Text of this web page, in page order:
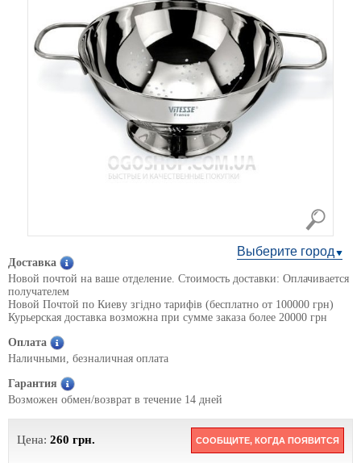
Выберите город
Доставка
Новой почтой на ваше отделение. Стоимость доставки: Оплачивается
получателем
Новой Почтой по Киеву згідно тарифів (бесплатно от 100000 грн)
Курьерская доставка возможна при сумме заказа более 20000 грн
Оплата
Наличными, безналичная оплата
Гарантия
Возможен обмен/возврат в течение 14 дней
Цена: 260 грн. СООБЩИТЕ, КОГДА ПОЯВИТСЯ